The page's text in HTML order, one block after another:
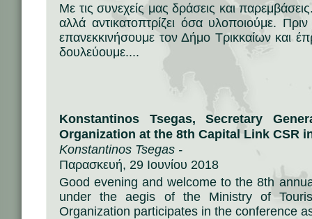
Με τις συνεχείς μας δράσεις και
αλλά αντικατοπτρίζει όσα υλοποιούμε.
επανεκκινήσουμε τον Δήμο Τρικκαίων και
δουλεύουμε....
Konstantinos Tsegas, Secretary
Organization at the 8th Capital Link CSR
Konstantinos Tsegas -
Παρασκευή, 29 Ιουνίου 2018
Good evening and welcome to the 8th
under the aegis of the Ministry of
Organization participates in the conference